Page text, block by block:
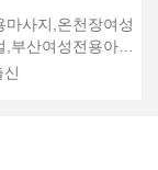
마사지,온천장여성
부산여성전용아로